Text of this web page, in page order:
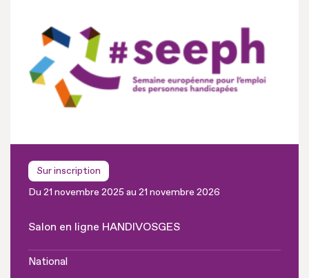
Sur inscription
Du 21 novembre 2025 au 21 novembre 2026
Salon en ligne HANDIVOSGES
National